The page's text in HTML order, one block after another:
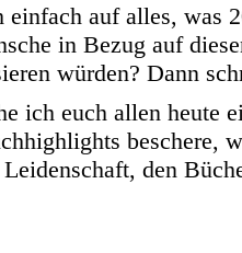
einfach auf alles, was
in Bezug auf
würden? Dann
ich euch allen heute
beschere,
den